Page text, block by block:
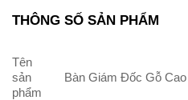
THÔNG SỐ SẢN PHẨM
Tên
sản
phẩm
Bàn Giám Đốc Gỗ